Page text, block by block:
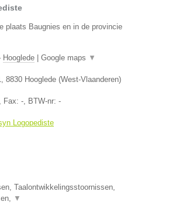
plaats Baugnies en in de provincie
Hooglede Google maps ▼
8830 Hooglede (West-Vlaanderen)
, Fax: - , BTW-nr: -
Logopediste
Taalontwikkelingsstoornissen,
▼